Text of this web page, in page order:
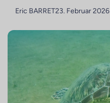
Eric BARRET23. Februar 2026